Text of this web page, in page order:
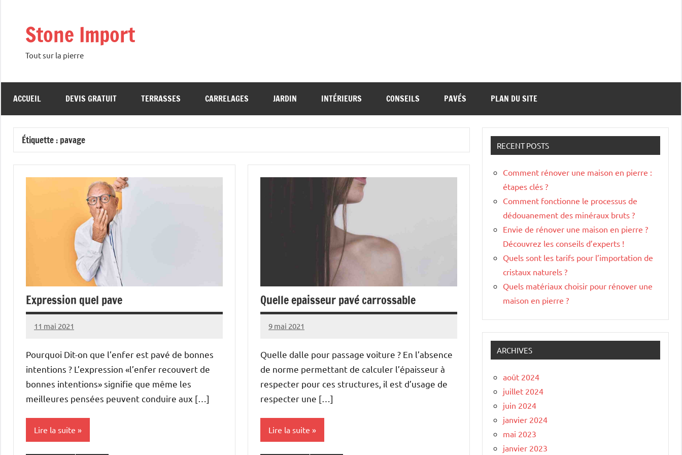
contenuStone Import
Tout sur la pierre
ACCUEIL DEVIS GRATUIT TERRASSES CARRELAGES JARDIN INTÉRIEURS CONSEILS PAVÉS PLAN DU SITE
Étiquette : pavage
Expression quel pave
11 mai 2021
Pourquoi Dit-on que l’enfer est pavé de bonnes
intentions ? L’expression «l’enfer recouvert de
bonnes intentions» signifie que même les
meilleures pensées peuvent conduire aux […]
Lire la suite
Quelle epaisseur pavé carrossable
9 mai 2021
Quelle dalle pour passage voiture ? En l’absence
de norme permettant de calculer l’épaisseur à
respecter pour ces structures, il est d’usage de
respecter une […]
Lire la suite
RECENT POSTS
Comment rénover une maison en pierre :
étapes clés ?
Comment fonctionne le processus de
dédouanement des minéraux bruts ?
Envie de rénover une maison en pierre ?
Découvrez les conseils d’experts !
Quels sont les tarifs pour l’importation de
cristaux naturels ?
Quels matériaux choisir pour rénover une
maison en pierre ?
ARCHIVES
août 2024
juillet 2024
juin 2024
janvier 2024
mai 2023
janvier 2023